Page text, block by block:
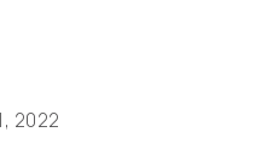
, 2022